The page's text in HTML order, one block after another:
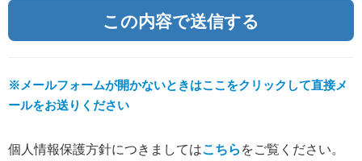
※メールフォームが開かないときはここをクリックして直接メ
ールをお送りください
個人情報保護方針につきましてはこちら をご覧ください。